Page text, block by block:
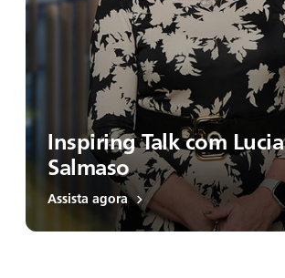
Inspiring Talk com Lucia
Salmaso
Assista agora